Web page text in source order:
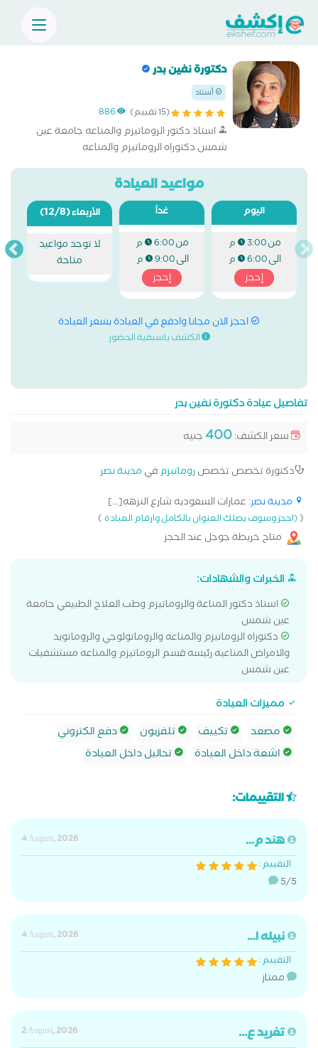
دكتورة نفين بدر
أستاذ
(15 تقييم) 886
استاذ دكتور الروماتيزم والمناعه جامعة عين
شمس دكتوراه الروماتيزم والمناعه
والروماتولوجي والروماتويد والحساسية والامراض
المناعيه رئيسه قسم الروماتيزم والمناعه
مستشفيات عين شمس
مواعيد العيادة
اليوم
من3:00 م
الى6:00 م
إحجز
غداً
من6:00 م
الى9:00 م
إحجز
الأربعاء(12/8)
لا توجد مواعيد
متاحة
احجز الان مجانا وادفع في العيادة بسعر العيادة
الكشف باسبقية الحضور
تفاصيل عيادة دكتورة نفين بدر
سعر الكشف:400 جنيه
دكتورة تخصص تخصصروماتيزمفي مدينة نصر
مدينة نصر: عمارات السعوديه شارع النزهه[...]
((احجز وسوف يصلك العنوان بالكامل وارقام العيادة)
متاح خريطة جوجل عند الحجز
الخبرات والشهادات:
استاذ دكتور المناعة والروماتيزم وطب العلاج الطبيعي جامعة
عين شمس
دكتوراه الروماتيزم والمناعه والروماتولوجي والروماتويد
والامراض المناعيه رئيسه قسم الروماتيزم والمناعه مستشفيات
عين شمس
مميزات العيادة
مصعد
تكييف تلفزيون
دفع الكتروني
اشعة داخل العيادة
تحاليل داخل العيادة
التقييمات:
هند م...
4 August, 2026
التقييم :
5/5
نبيله ا...
4 August, 2026
التقييم :
ممتاز
تغريد ع...
2 August, 2026